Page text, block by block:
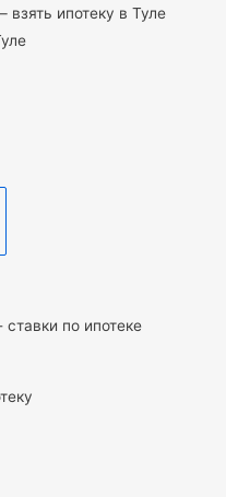
взять ипотеку в Туле
по ипотеке